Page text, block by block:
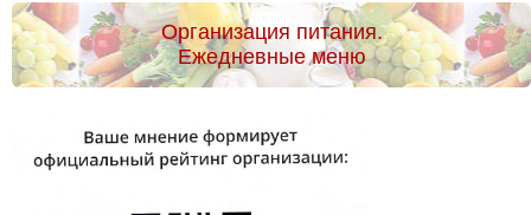
Организация питания.
Ежедневные меню